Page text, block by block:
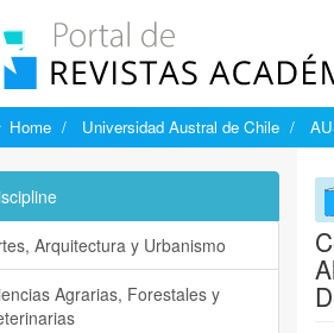
Home Universidad Austral de Chile
Arquitectura y Urbanismo
Agrarias, Forestales y